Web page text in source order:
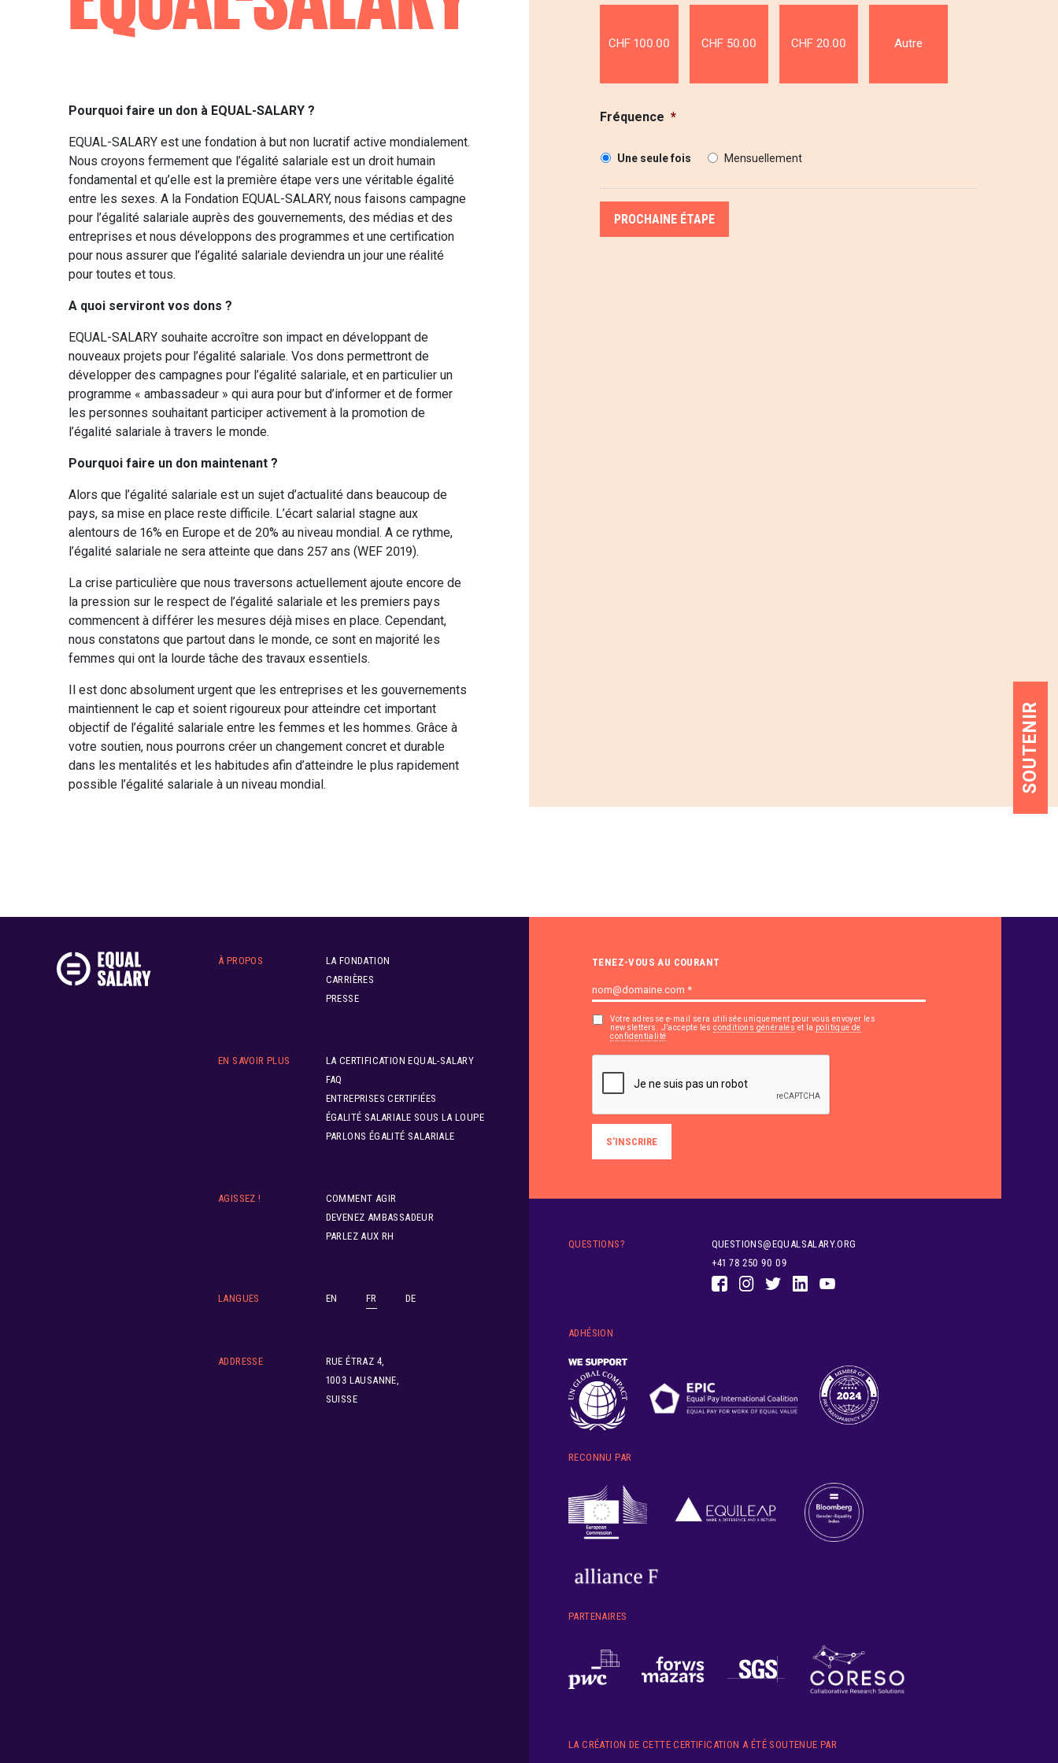
Pourquoi faire un don à EQUAL-SALARY ?
EQUAL-SALARY est une fondation à but non lucratif active mondialement.
Nous croyons fermement que l’égalité salariale est un droit humain
fondamental et qu’elle est la première étape vers une véritable égalité
entre les sexes. A la Fondation EQUAL-SALARY, nous faisons campagne
pour l’égalité salariale auprès des gouvernements, des médias et des
entreprises et nous développons des programmes et une certification
pour nous assurer que l’égalité salariale deviendra un jour une réalité
pour toutes et tous.
A quoi serviront vos dons ?
EQUAL-SALARY souhaite accroître son impact en développant de
nouveaux projets pour l’égalité salariale. Vos dons permettront de
développer des campagnes pour l’égalité salariale, et en particulier un
programme « ambassadeur » qui aura pour but d’informer et de former
les personnes souhaitant participer activement à la promotion de
l’égalité salariale à travers le monde.
Pourquoi faire un don maintenant ?
Alors que l’égalité salariale est un sujet d’actualité dans beaucoup de
pays, sa mise en place reste difficile. L’écart salarial stagne aux
alentours de 16% en Europe et de 20% au niveau mondial. A ce rythme,
l’égalité salariale ne sera atteinte que dans 257 ans (WEF 2019).
La crise particulière que nous traversons actuellement ajoute encore de
la pression sur le respect de l’égalité salariale et les premiers pays
commencent à différer les mesures déjà mises en place. Cependant,
nous constatons que partout dans le monde, ce sont en majorité les
femmes qui ont la lourde tâche des travaux essentiels.
Il est donc absolument urgent que les entreprises et les gouvernements
maintiennent le cap et soient rigoureux pour atteindre cet important
objectif de l’égalité salariale entre les femmes et les hommes. Grâce à
votre soutien, nous pourrons créer un changement concret et durable
dans les mentalités et les habitudes afin d’atteindre le plus rapidement
possible l’égalité salariale à un niveau mondial.
CHF 100.00 CHF 50.00 CHF 20.00 Autre
Fréquence *
Une seule fois Mensuellement
À PROPOS
LA FONDATION
CARRIÈRES
PRESSE
EN SAVOIR PLUS
LA CERTIFICATION EQUAL-SALARY
FAQ
ENTREPRISES CERTIFIÉES
ÉGALITÉ SALARIALE SOUS LA LOUPE
PARLONS ÉGALITÉ SALARIALE
AGISSEZ !
COMMENT AGIR
DEVENEZ AMBASSADEUR
PARLEZ AUX RH
LANGUES EN FR DE
ADDRESSE
RUE ÉTRAZ 4,
1003 LAUSANNE,
SUISSE
TENEZ-VOUS AU COURANT
Votre adresse e-mail sera utilisée uniquement pour vous envoyer les
newsletters. J’accepte lesconditions générales et la politique de
confidentialité
QUESTIONS?
QUESTIONS@EQUALSALARY.ORG
+41 78 250 90 09
ADHÉSION
RECONNU PAR
PARTENAIRES
LA CRÉATION DE CETTE CERTIFICATION A ÉTÉ SOUTENUE PAR
SOUTENIR